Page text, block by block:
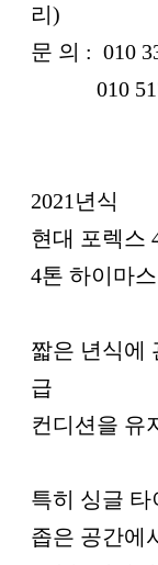
리)
문 의 : 010
010
2021년식
현대 포렉스
4톤 하이마
짧은 년식에
급
컨디션을 유
특히 싱글
좁은 공간에